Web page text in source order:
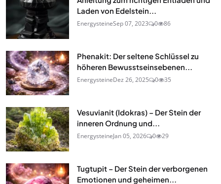
Laden von Edelstein...
EnergysteineSep 07, 2023 0 86
Phenakit: Der seltene Schlüssel zu
höheren Bewusstseinsebenen...
EnergysteineDez 26, 2025 0 35
Vesuvianit (Idokras) – Der Stein der
inneren Ordnung und...
EnergysteineJan 05, 2026 0 29
Tugtupit – Der Stein der verborgenen
Emotionen und geheimen...